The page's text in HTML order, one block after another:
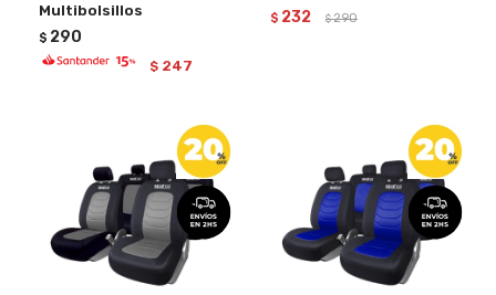
Multibolsillos
$ 290
$ 247
$ 232 $ 290